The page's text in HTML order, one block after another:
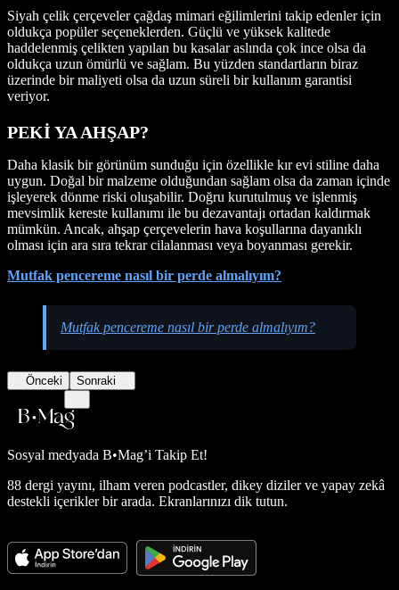
Siyah çelik çerçeveler çağdaş mimari eğilimlerini takip edenler için
oldukça popüler seçeneklerden. Güçlü ve yüksek kalitede
haddelenmiş çelikten yapılan bu kasalar aslında çok ince olsa da
oldukça uzun ömürlü ve sağlam. Bu yüzden standartların biraz
üzerinde bir maliyeti olsa da uzun süreli bir kullanım garantisi
veriyor.
PEKİ YA AHŞAP?
Daha klasik bir görünüm sunduğu için özellikle kır evi stiline daha
uygun. Doğal bir malzeme olduğundan sağlam olsa da zaman içinde
işleyerek dönme riski oluşabilir. Doğru kurutulmuş ve işlenmiş
mevsimlik kereste kullanımı ile bu dezavantajı ortadan kaldırmak
mümkün. Ancak, ahşap çerçevelerin hava koşullarına dayanıklı
olması için ara sıra tekrar cilalanması veya boyanması gerekir.
Mutfak pencereme nasıl bir perde almalıyım?
Mutfak pencereme nasıl bir perde almalıyım?
Önceki Sonraki
Sosyal medyada B•Mag’i Takip Et!
88 dergi yayını, ilham veren podcastler, dikey diziler ve yapay zekâ
destekli içerikler bir arada. Ekranlarınızı dik tutun.